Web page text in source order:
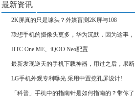
最新资讯
2K屏真的只是噱头？外媒盲测2K屏与108
联想手机的摄像头更多，华为沉默，因为这事，
HTC One ME、iQOO Neo配置
最新发现逆天的手机下载神器，用过之后，果断
LG手机外观专利曝光 采用中置挖孔屏设计!
「科普」手机中的指南针是如何指南的？带你了